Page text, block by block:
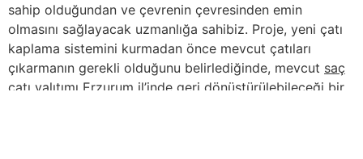
sahip olduğundan ve çevrenin çevresinden emin
olmasını sağlayacak uzmanlığa sahibiz. Proje, yeni çatı
kaplama sistemini kurmadan önce mevcut çatıları
çıkarmanın gerekli olduğunu belirlediğinde, mevcut saç
çatı yalıtımı Erzurum il’inde geri dönüştürülebileceği bir